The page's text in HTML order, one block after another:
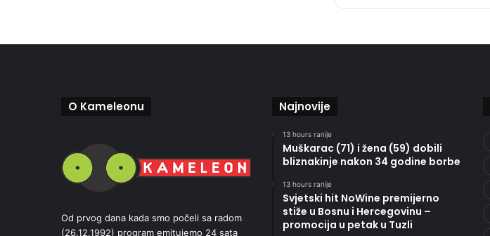
O Kameleonu
Od prvog dana kada smo počeli sa radom
(26.12.1992) program emitujemo 24 sata
Najnovije
13 hours ranije
Muškarac (71) i žena (59) dobili
bliznakinje nakon 34 godine borbe
13 hours ranije
Svjetski hit NoWine premijerno
stiže u Bosnu i Hercegovinu –
promocija u petak u Tuzli